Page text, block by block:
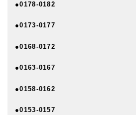
●0178-0182
●0173-0177
●0168-0172
●0163-0167
●0158-0162
●0153-0157